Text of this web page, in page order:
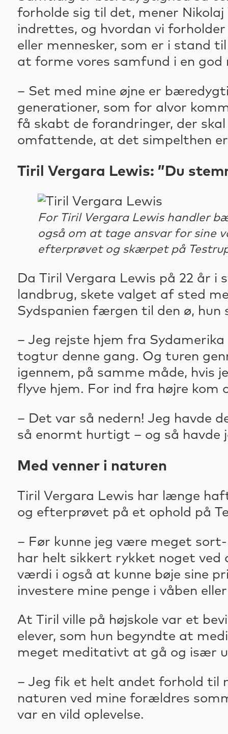
forholde sig til det, mener
indrettes, og hvordan vi
eller mennesker, som er i stand
at forme vores samfund i en
– Set med mine øjne er
generationer, som for alvor
få skabt de forandringer, der
omfattende, at det simpelthen
Tiril Vergara Lewis: ”Du
For Tiril Vergara Lewis handler
også om at tage ansvar for sine
efterprøvet og skærpet på
Da Tiril Vergara Lewis på 22 år
landbrug, skete valget af sted
Sydspanien færgen til den ø, hun
– Jeg rejste hjem fra
togtur denne gang. Og turen
igennem, på samme måde,
flyve hjem. For ind fra højre
– Det var så nedern! Jeg havde
så enormt hurtigt – og så havde
Med venner i naturen
Tiril Vergara Lewis har længe
og efterprøvet på et ophold på
– Før kunne jeg være meget
har helt sikkert rykket noget
værdi i også at kunne bøje sine
investere mine penge i våben
At Tiril ville på højskole var et
elever, som hun begyndte at
meget meditativt at gå og især
– Jeg fik et helt andet forhold til
naturen ved mine forældres
var en vild oplevelse.